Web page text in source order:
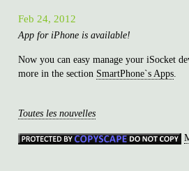
Feb 24, 2012
App for iPhone is available!
Now you can easy manage your iSocket
more in the section SmartPhone`s Apps.
Toutes les nouvelles